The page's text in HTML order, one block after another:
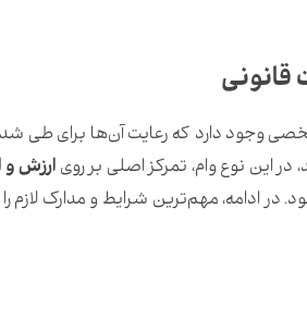
قانونی
وجود دارد که رعایت آن‌ها برای طی
این نوع وام، تمرکز اصلی بر روی ارزش
در ادامه، مهم‌ترین شرایط و مدارک لازم